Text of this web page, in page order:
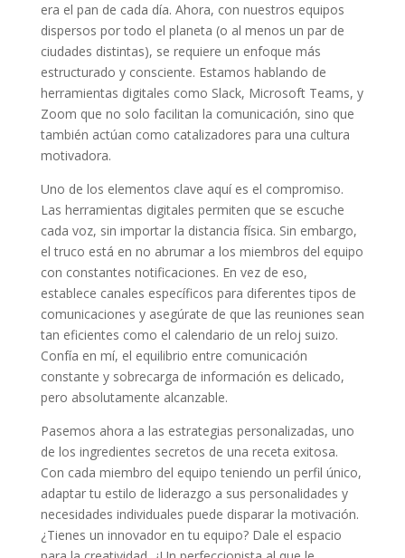
era el pan de cada día. Ahora, con nuestros equipos
dispersos por todo el planeta (o al menos un par de
ciudades distintas), se requiere un enfoque más
estructurado y consciente. Estamos hablando de
herramientas digitales como Slack, Microsoft Teams, y
Zoom que no solo facilitan la comunicación, sino que
también actúan como catalizadores para una cultura
motivadora.
Uno de los elementos clave aquí es el compromiso.
Las herramientas digitales permiten que se escuche
cada voz, sin importar la distancia física. Sin embargo,
el truco está en no abrumar a los miembros del equipo
con constantes notificaciones. En vez de eso,
establece canales específicos para diferentes tipos de
comunicaciones y asegúrate de que las reuniones sean
tan eficientes como el calendario de un reloj suizo.
Confía en mí, el equilibrio entre comunicación
constante y sobrecarga de información es delicado,
pero absolutamente alcanzable.
Pasemos ahora a las estrategias personalizadas, uno
de los ingredientes secretos de una receta exitosa.
Con cada miembro del equipo teniendo un perfil único,
adaptar tu estilo de liderazgo a sus personalidades y
necesidades individuales puede disparar la motivación.
¿Tienes un innovador en tu equipo? Dale el espacio